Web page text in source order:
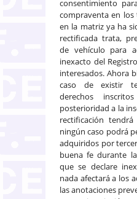
consentimiento
compraventa en
en la matriz ya ha
rectificada trata,
de vehículo para
inexacto del
interesados. Ahora
caso de existir
derechos
posterioridad a la
rectificación
ningún caso podrá
adquiridos por
buena fe durante
que se declare
nada afectará a los
las anotaciones